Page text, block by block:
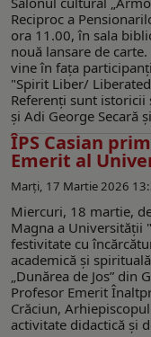
Reciproc a
ora 11.00, în sala
nouă lansare de
vine în fața
"Spirit Liber/
Referenți sunt istoricii
și Adi George Secară
ÎPS Casian
Emerit al
Marți, 17 Martie 2026
Miercuri, 18 martie,
Magna a Universităţii
festivitate cu
academică şi
„Dunărea de Jos”
Profesor Emerit
Crăciun,
activitate didactică și